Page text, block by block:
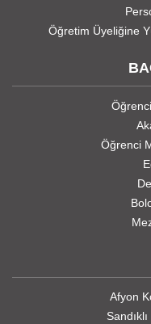
Öğretim Üyeliğine
Öğrenci
Afyon